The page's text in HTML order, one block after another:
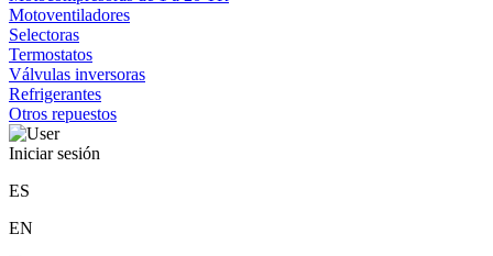
Motoventiladores
Selectoras
Termostatos
Válvulas inversoras
Refrigerantes
Otros repuestos
Iniciar sesión
ES
EN